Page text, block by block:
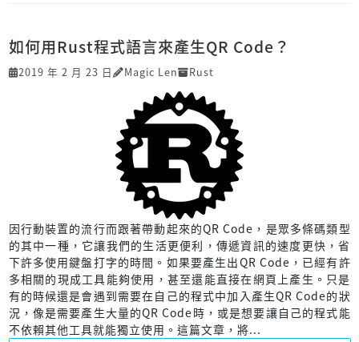
如何用Rust程式語言來產生QR Code？
2019 年 2 月 23 日 Magic Len Rust
因行動裝置的流行而跟著帶動起來的QR Code，是眾多條碼類型
的其中一種，它讓我們的生活更便利，傳遞資訊的速度更快，省
下許多使用鍵盤打字的時間。如果要產生出QR Code，已經有許
多相關的現成工具能夠使用，甚至還能直接在網頁上產生。只是
有的時候還是會遇到需要在自己的程式中加入產生QR Code的狀
況，像是需要產生大量的QR Code時，或是想要讓自己的程式能
不依賴其他工具就能獨立使用。這篇文章，將...